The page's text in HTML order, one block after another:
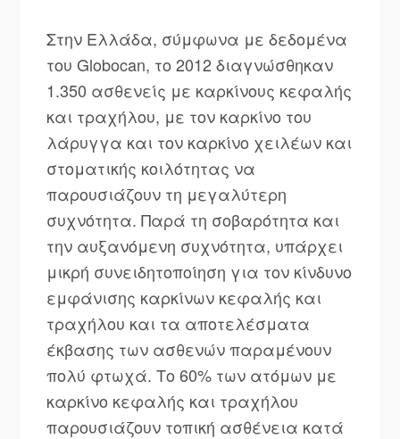
Στην Ελλάδα, σύμφωνα με δεδομένα
του Globocan, το 2012 διαγνώσθηκαν
1.350 ασθενείς με καρκίνους κεφαλής
και τραχήλου, με τον καρκίνο του
λάρυγγα και τον καρκίνο χειλέων και
στοματικής κοιλότητας να
παρουσιάζουν τη μεγαλύτερη
συχνότητα. Παρά τη σοβαρότητα και
την αυξανόμενη συχνότητα, υπάρχει
μικρή συνειδητοποίηση για τον κίνδυνο
εμφάνισης καρκίνων κεφαλής και
τραχήλου και τα αποτελέσματα
έκβασης των ασθενών παραμένουν
πολύ φτωχά. Το 60% των ατόμων με
καρκίνο κεφαλής και τραχήλου
παρουσιάζουν τοπική ασθένεια κατά